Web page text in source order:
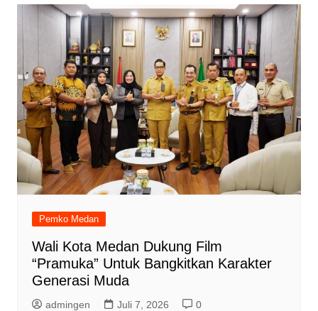
Pemko Medan
Wali Kota Medan Dukung Film
“Pramuka” Untuk Bangkitkan Karakter
Generasi Muda
admingen Juli 7, 2026 0